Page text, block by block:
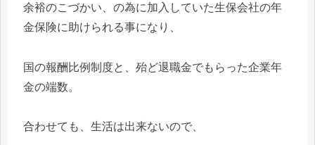
余裕のこづかい、の為に加入していた生保会社の年
金保険に助けられる事になり、
国の報酬比例制度と、殆ど退職金でもらった企業年
金の端数。
合わせても、生活は出来ないので、